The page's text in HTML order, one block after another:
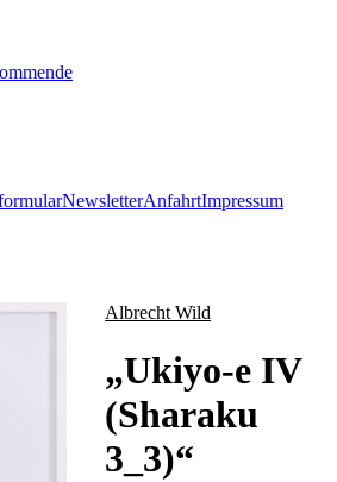
NewsletterAnfahrtImpressum
Albrecht Wild
„Ukiyo-e IV
(Sharaku
3_3)“